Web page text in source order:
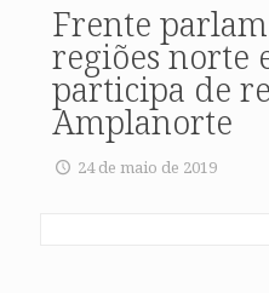
Frente
regiões norte
participa de
Amplanorte
24 de maio de 2019